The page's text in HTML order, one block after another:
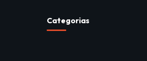
Categorias